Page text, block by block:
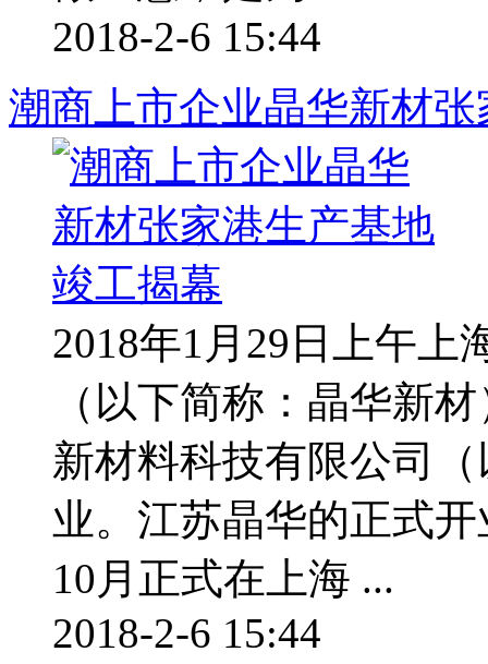
2018-2-6 15:44
潮商上市企业晶华新材
2018年1月29日上午上
（以下简称：晶华新
新材料科技有限公司
业。江苏晶华的正式
10月正式在上海 ...
2018-2-6 15:44